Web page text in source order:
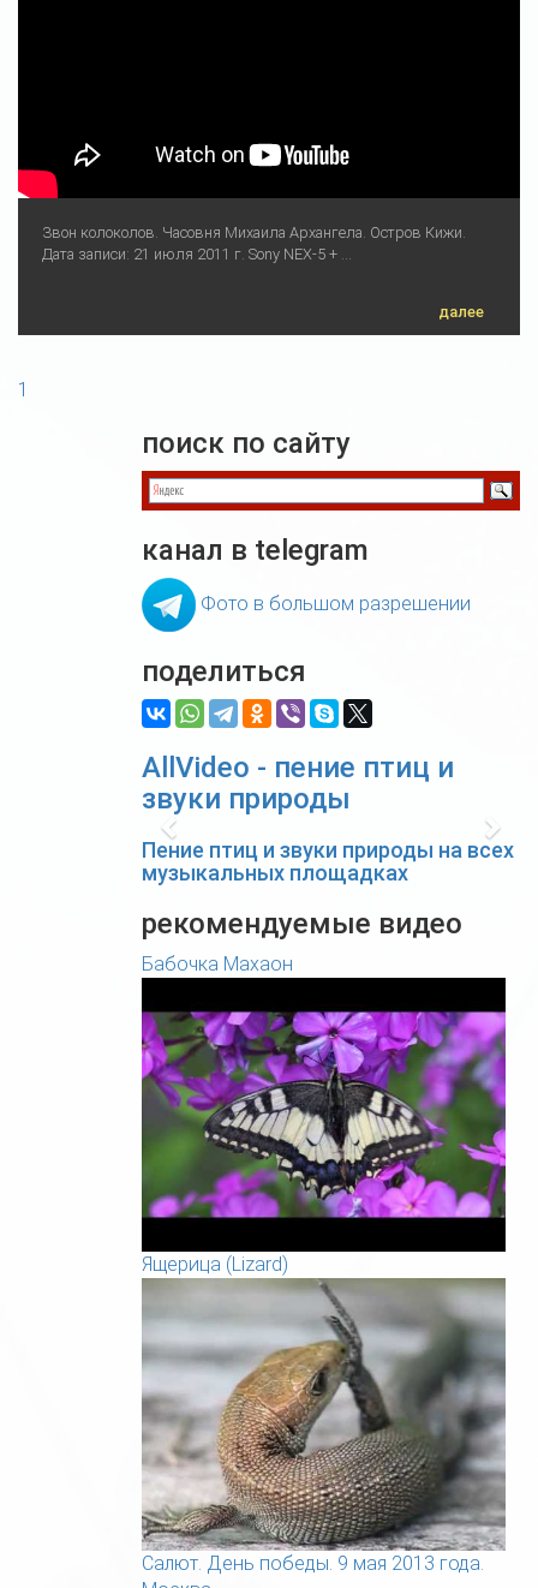
Звон колоколов. Часовня Михаила Архангела. Остров Кижи.
Дата записи: 21 июля 2011 г. Sony NEX-5 + ...
далее
1
поиск по сайту
канал в telegram
Фото в большом разрешении
поделиться
AllVideo - пение птиц и
звуки природы
Previous
Пение птиц и звуки природы на всех
музыкальных площадках
рекомендуемые видео
Бабочка Махаон
Ящерица (Lizard)
Салют. День победы. 9 мая 2013 года.